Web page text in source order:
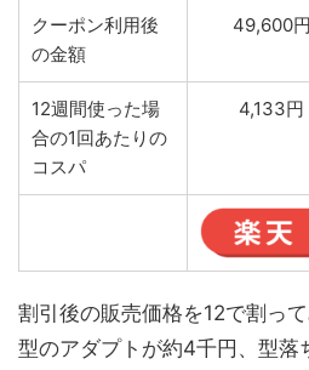
クーポン利用後
の金額
49,600円
12週間使った場
合の1回あたりの
コスパ
4,133円
割引後の販売価格を12で割っ
型のアダプトが約4千円、型落